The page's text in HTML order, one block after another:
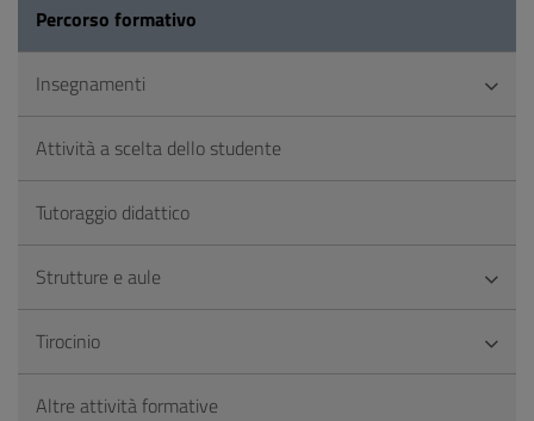
Percorso formativo
Insegnamenti
Attività a scelta dello studente
Tutoraggio didattico
Strutture e aule
Tirocinio
Altre attività formative